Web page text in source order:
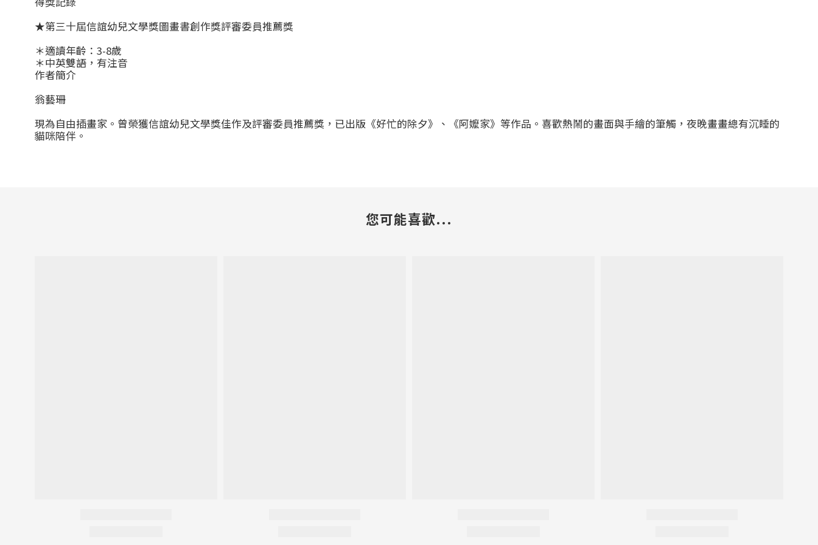
★第三十屆信誼幼兒文學獎圖畫書創作獎評審委員推薦獎
＊適讀年齡：3-8歲
＊中英雙語，有注音
作者簡介
翁藝珊
現為自由插畫家。曾榮獲信誼幼兒文學獎佳作及評審委員推薦獎，已出版《好忙的除夕》、《阿嬤家》等作品。喜歡熱鬧的畫面與手繪的筆觸，夜晚畫畫總有沉睡的
貓咪陪伴。
您可能喜歡...